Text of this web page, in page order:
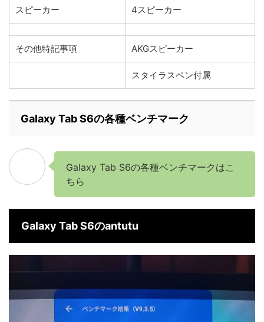
スピーカー 4スピーカー
その他特記事項 AKGスピーカー
スタイラスペン付属
Galaxy Tab S6の各種ベンチマーク
Galaxy Tab S6の各種ベンチマークはこ
ちら
Galaxy Tab S6のantutu